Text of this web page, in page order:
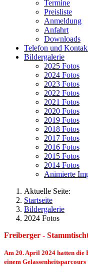
Termine
Preisliste
Anmeldung
Anfahrt
Downloads
Telefon und
Bildergalerie
2025 Fotos
2024 Fotos
2023 Fotos
2022 Fotos
2021 Fotos
2020 Fotos
2019 Fotos
2018 Fotos
2017 Fotos
2016 Fotos
2015 Fotos
2014 Fotos
Animierte
Aktuelle Seite:
Startseite
Bildergalerie
2024 Fotos
Freiberger -
Am 20. April 2024 hatten
einem Gelassenheitsparcours